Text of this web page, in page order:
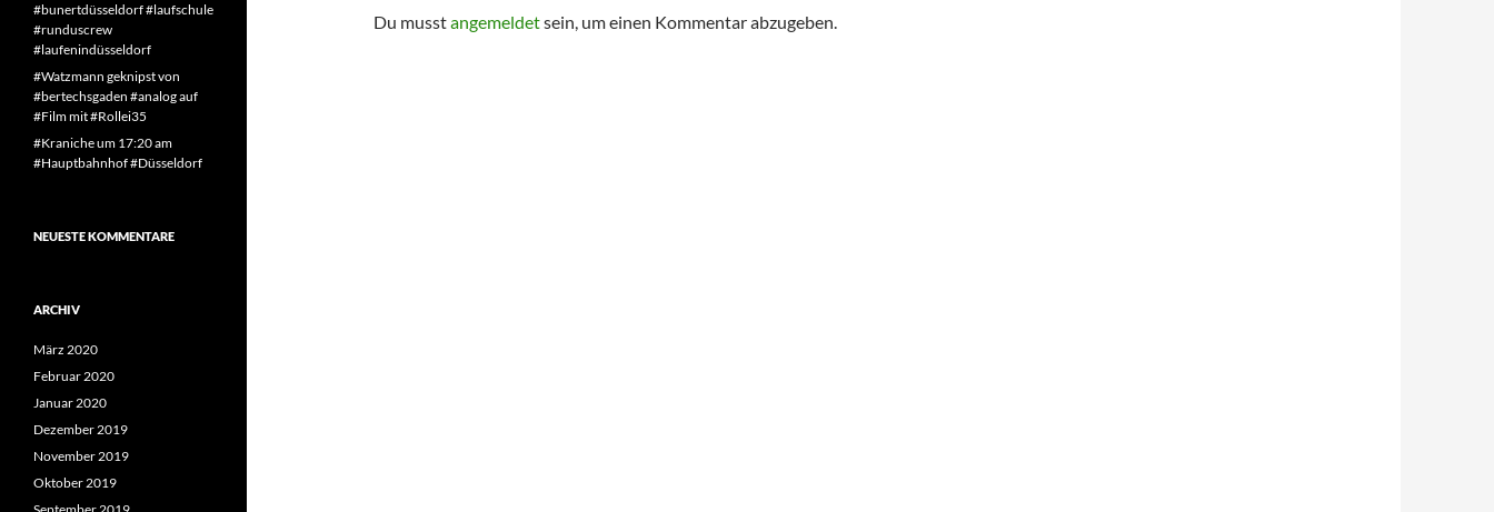
Du musstangemeldetsein, um einen Kommentar abzugeben.
#bunertdüsseldorf #laufschule
#runduscrew
#laufenindüsseldorf
#Watzmann geknipst von
#bertechsgaden #analog auf
#Film mit #Rollei35
#Kraniche um 17:20 am
#Hauptbahnhof #Düsseldorf
NEUESTE KOMMENTARE
ARCHIV
März 2020
Februar 2020
Januar 2020
Dezember 2019
November 2019
Oktober 2019